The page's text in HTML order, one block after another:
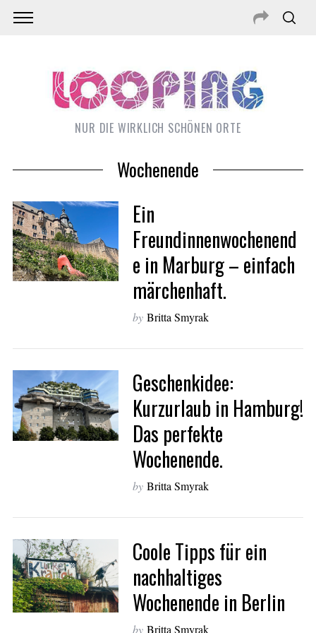
NUR DIE WIRKLICH SCHÖNEN ORTE
Wochenende
Ein
Freundinnenwochenend
e in Marburg – einfach
märchenhaft.
by Britta Smyrak
Geschenkidee:
Kurzurlaub in Hamburg!
Das perfekte
Wochenende.
by Britta Smyrak
Coole Tipps für ein
nachhaltiges
Wochenende in Berlin
by Britta Smyrak
S
e
a
r
c